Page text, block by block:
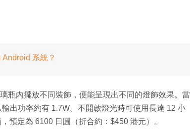
Android 系統？
瓶內擺放不同裝飾，便能呈現出不同的燈飾效果。當
出功率約有 1.7W。不開啟燈光時可使用長達 12 小
預定為 6100 日圓（折合約：$450 港元）。